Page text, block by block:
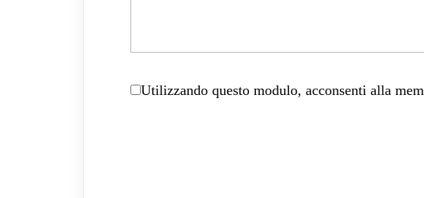
Utilizzando questo modulo, acconsenti alla